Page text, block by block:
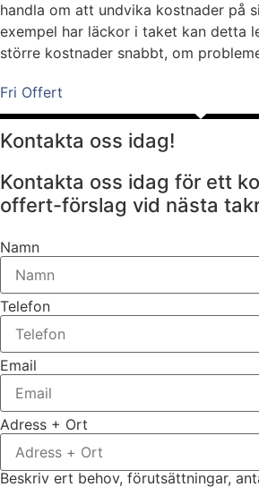
handla om att undvika kostnader på
exempel har läckor i taket kan detta
större kostnader snabbt, om
Fri Offert
Kontakta oss idag!
Kontakta oss idag för ett
offert-förslag vid nästa
Namn
Telefon
Email
Adress + Ort
Beskriv ert behov, förutsättningar,